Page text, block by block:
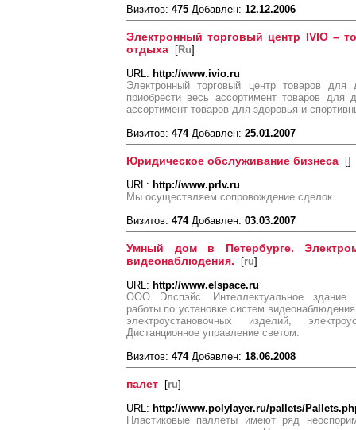
Визитов: 475 Добавлен: 12.12.2006
Электронный торговый центр IVIO –
отдыха [Ru]
URL: http://www.ivio.ru
Электронный торговый центр товаров
приобрести весь ассортимент товаров
ассортимент товаров для здоровья и
Визитов: 474Добавлен: 25.01.2007
Юридическое обслуживание бизнеса []
URL: http://www.prlv.ru
Мы осуществляем сопровождение сделок
Визитов: 474Добавлен: 03.03.2007
Умный дом в Петербурге.
видеонаблюдения. [ru]
URL: http://www.elspace.ru
ООО Элспэйс. Интеллектуальное здание
работы по установке систем
электроустановочных изделий,
Дистанционное управление светом.
Визитов: 474Добавлен: 18.06.2008
палет [ru]
URL: http://www.polylayer.ru/pallets/
Пластиковые паллеты имеют ряд